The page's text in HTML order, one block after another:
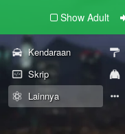
Show Adult
Kendaraan
Skrip
Lainnya